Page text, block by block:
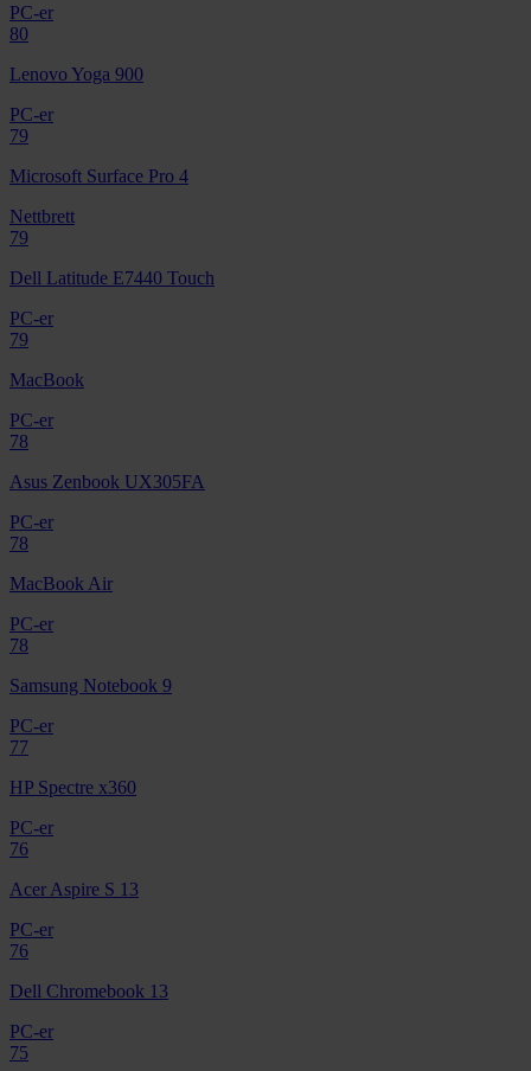
PC-er
80
Lenovo Yoga 900
PC-er
79
Microsoft Surface Pro 4
Nettbrett
79
Dell Latitude E7440 Touch
PC-er
79
MacBook
PC-er
78
Asus Zenbook UX305FA
PC-er
78
MacBook Air
PC-er
78
Samsung Notebook 9
PC-er
77
HP Spectre x360
PC-er
76
Acer Aspire S 13
PC-er
76
Dell Chromebook 13
PC-er
75